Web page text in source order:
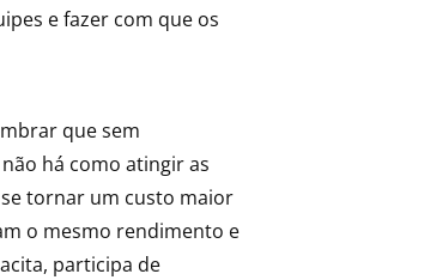
e fazer com que os
que sem
há como atingir as
tornar um custo maior
o mesmo rendimento e
participa de